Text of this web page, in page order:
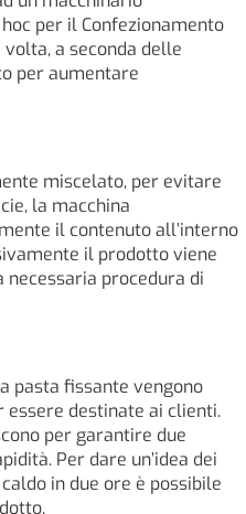
per il Confezionamento
a seconda delle
per aumentare
miscelato, per evitare
la macchina
il contenuto all’interno
il prodotto viene
procedura di
pasta fissante vengono
essere destinate ai clienti.
per garantire due
Per dare un’idea dei
in due ore è possibile